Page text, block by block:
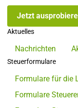
Jetzt
Aktuelles
Nachrichten
Steuerformulare
Formulare für die
Formulare